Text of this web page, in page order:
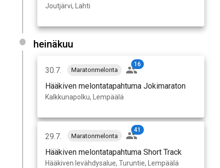
Joutjärvi, Lahti
heinäkuu
30.7. Maratonmelonta
16
Hääkiven melontatapahtuma Jokimaraton
Kalkkunapolku, Lempäälä
29.7. Maratonmelonta
41
Hääkiven melontatapahtuma Short Track
Hääkiven levähdysalue, Turuntie, Lempäälä